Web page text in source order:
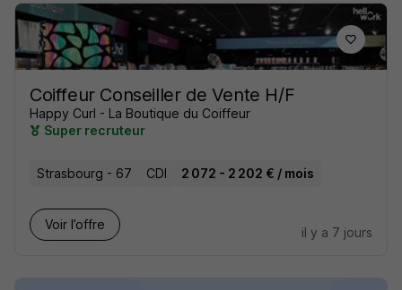
Coiffeur Conseiller de Vente H/F
Happy Curl - La Boutique du Coiffeur
Super recruteur
Strasbourg - 67 CDI 2 072 - 2 202 € / mois
Voir l’offre
il y a 7 jours